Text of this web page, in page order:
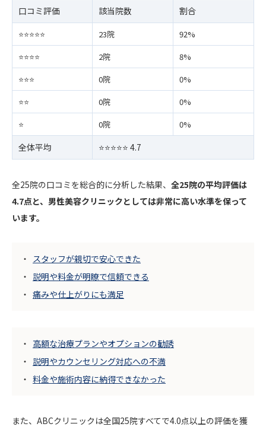
口コミ評価 該当院数 割合
⭐️⭐️⭐️⭐️⭐️ 23院
92%
⭐️⭐️⭐️⭐️
2院
8%
⭐️⭐️⭐️
0院
0%
⭐️⭐️
0院
0%
⭐️
0院 0%
全体平均 ⭐️⭐️⭐️⭐️⭐️ 4.7
全25院の口コミを総合的に分析した結果、 全25院の平均評価は
4.7点と、男性美容クリニックとしては非常に高い水準を保って
います。
スタッフが親切で安心できた
説明や料金が明瞭で信頼できる
痛みや仕上がりにも満足
高額な治療プランやオプションの勧誘
説明やカウンセリング対応への不満
料金や施術内容に納得できなかった
また、ABCクリニックは全国25院すべてで4.0点以上の評価を獲